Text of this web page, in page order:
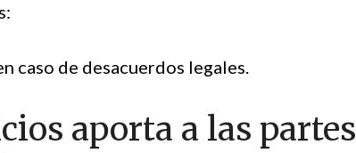
caso de desacuerdos legales.
aporta a las partes